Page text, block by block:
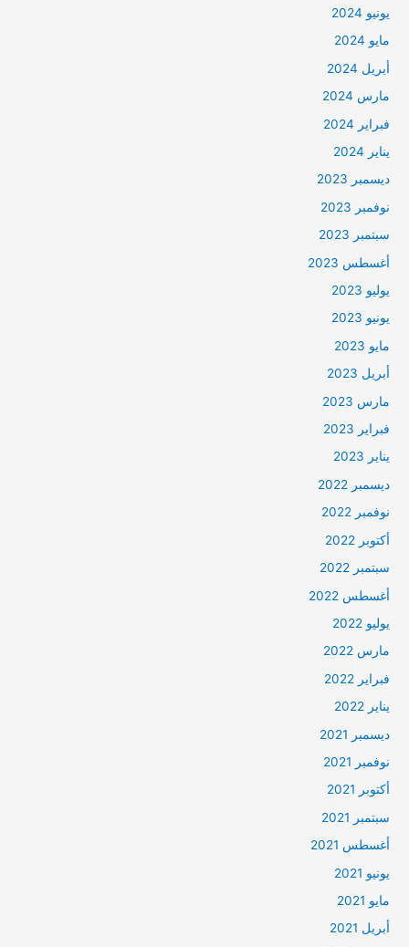
يونيو 2024
مايو 2024
أبريل 2024
مارس 2024
فبراير 2024
يناير 2024
ديسمبر 2023
نوفمبر 2023
سبتمبر 2023
أغسطس 2023
يوليو 2023
يونيو 2023
مايو 2023
أبريل 2023
مارس 2023
فبراير 2023
يناير 2023
ديسمبر 2022
نوفمبر 2022
أكتوبر 2022
سبتمبر 2022
أغسطس 2022
يوليو 2022
مارس 2022
فبراير 2022
يناير 2022
ديسمبر 2021
نوفمبر 2021
أكتوبر 2021
سبتمبر 2021
أغسطس 2021
يونيو 2021
مايو 2021
أبريل 2021